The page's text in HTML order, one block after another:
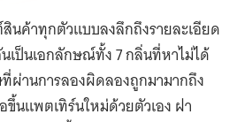
นค้าทุกตัวแบบลงลึกถึงรายละเอียด
เป็นเอกลักษณ์ทั้ง 7 กลิ่นที่หาไม่ได้
ผ่านการลองผิดลองถูกมามากถึง
นแพตเทิร์นใหม่ด้วยตัวเอง ฝา